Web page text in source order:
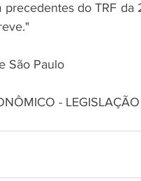
do TRF da
São Paulo
-